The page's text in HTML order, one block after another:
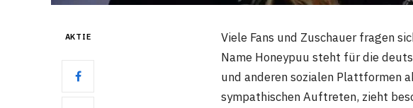
AKTIE Viele Fans und Zuschauer fragen
Name Honeypuu steht für die
und anderen sozialen Plattformen
sympathischen Auftreten, zieht